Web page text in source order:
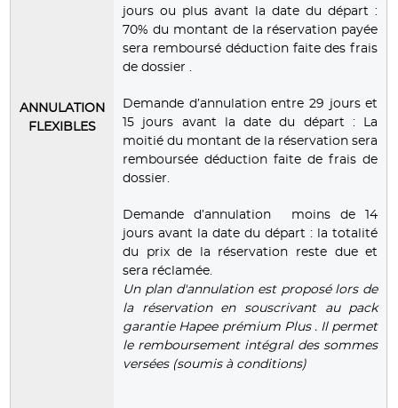
ANNULATION
FLEXIBLES
jours ou plus avant la date du départ :
70% du montant de la réservation payée
sera remboursé déduction faite des frais
de dossier .
Demande d’annulation entre 29 jours et
15 jours avant la date du départ : La
moitié du montant de la réservation sera
remboursée déduction faite de frais de
dossier.
Demande d’annulation moins de 14
jours avant la date du départ : la totalité
du prix de la réservation reste due et
sera réclamée.
Un plan d'annulation est proposé lors de
la réservation en souscrivant au pack
garantie Hapee prémium Plus . Il permet
le remboursement intégral des sommes
versées (soumis à conditions)